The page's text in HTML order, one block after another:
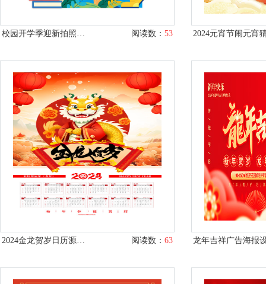
校园开学季迎新拍照框美陈布置矢量素材 阅读数： 53
2024金龙贺岁日历源文件 阅读数： 63